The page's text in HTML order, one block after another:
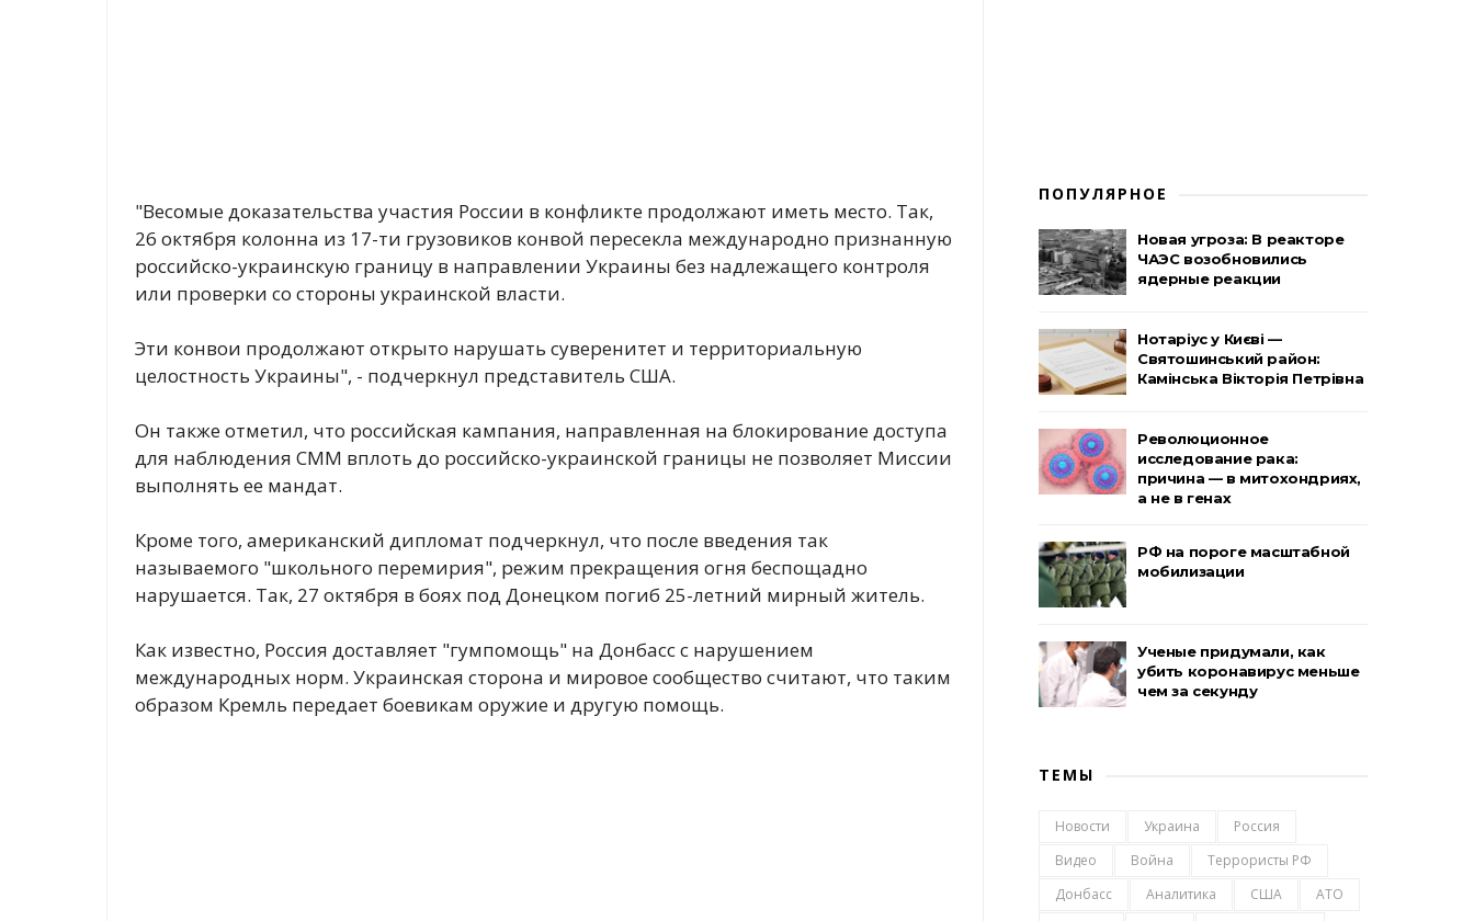
"Весомые доказательства участия России в конфликте продолжают иметь место. Так,
26 октября колонна из 17-ти грузовиков конвой пересекла международно признанную
российско-украинскую границу в направлении Украины без надлежащего контроля
или проверки со стороны украинской власти.
Эти конвои продолжают открыто нарушать суверенитет и территориальную
целостность Украины", - подчеркнул представитель США.
Он также отметил, что российская кампания, направленная на блокирование доступа
для наблюдения СММ вплоть до российско-украинской границы не позволяет Миссии
выполнять ее мандат.
Кроме того, американский дипломат подчеркнул, что после введения так
называемого "школьного перемирия", режим прекращения огня беспощадно
нарушается. Так, 27 октября в боях под Донецком погиб 25-летний мирный житель.
Как известно, Россия доставляет "гумпомощь" на Донбасс с нарушением
международных норм. Украинская сторона и мировое сообщество считают, что таким
образом Кремль передает боевикам оружие и другую помощь.
ПОПУЛЯРНОЕ
Новая угроза: В реакторе
ЧАЭС возобновились
ядерные реакции
Нотаріус у Києві —
Святошинський район:
Камінська Вікторія Петрівна
Революционное
исследование рака:
причина — в митохондриях,
а не в генах
РФ на пороге масштабной
мобилизации
Ученые придумали, как
убить коронавирус меньше
чем за секунду
ТЕМЫ
Новости Украина
Россия
Видео
Война
Террористы РФ
Донбасс
Аналитика США
АТО